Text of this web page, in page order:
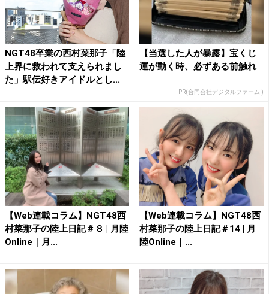
NGT48卒業の西村菜那子「陸
上界に救われて支えられまし
た」駅伝好きアイドルとし...
【当選した人が暴露】宝くじ
運が動く時、必ずある前触れ
PR(合同会社デジタルファーム )
【Web連載コラム】NGT48西
村菜那子の陸上日記＃８ | 月陸
Online｜月...
【Web連載コラム】NGT48西
村菜那子の陸上日記＃14 | 月
陸Online｜...